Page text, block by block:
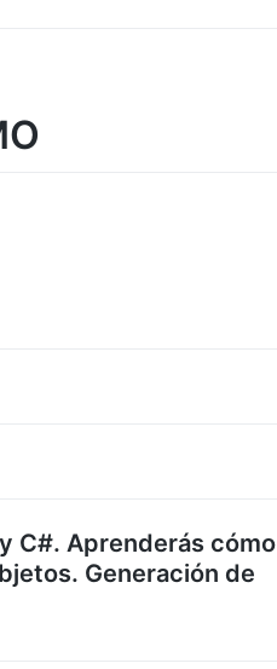
C#. Aprenderás cómo
Generación de